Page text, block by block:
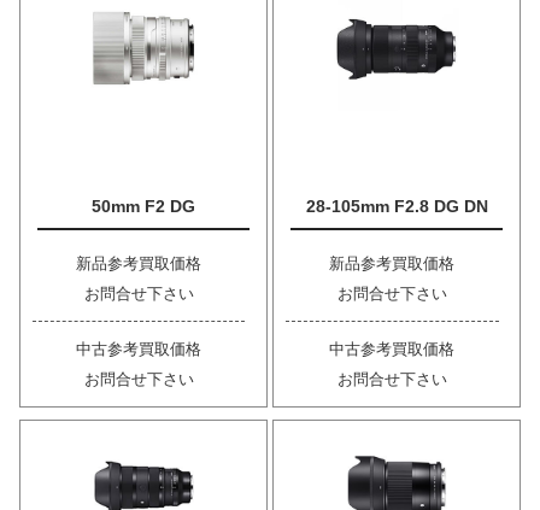
50mm F2 DG
新品参考買取価格
お問合せ下さい
中古参考買取価格
お問合せ下さい
28-105mm F2.8 DG DN
新品参考買取価格
お問合せ下さい
中古参考買取価格
お問合せ下さい